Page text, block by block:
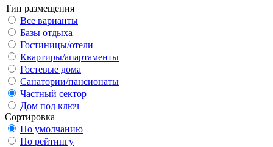
Тип размещения
Все варианты
Базы отдыха
Гостиницы/отели
Квартиры/апартаменты
Гостевые дома
Санатории/пансионаты
Частный сектор
Дом под ключ
Сортировка
По умолчанию
По рейтингу